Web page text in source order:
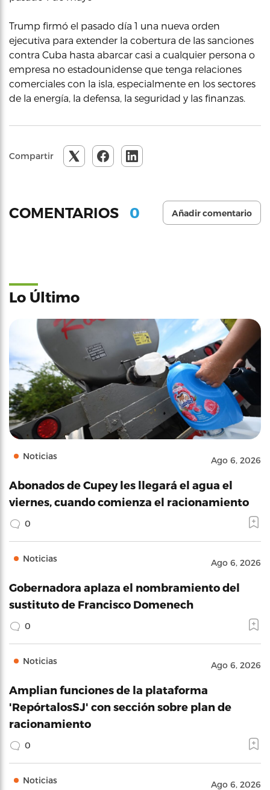
Trump firmó el pasado día 1 una nueva orden
ejecutiva para extender la cobertura de las sanciones
contra Cuba hasta abarcar casi a cualquier persona o
empresa no estadounidense que tenga relaciones
comerciales con la isla, especialmente en los sectores
de la energía, la defensa, la seguridad y las finanzas.
Compartir
COMENTARIOS 0 Añadir comentario
Lo Último
Noticias Ago 6, 2026
Abonados de Cupey les llegará el agua el
viernes, cuando comienza el racionamiento
0
Noticias Ago 6, 2026
Gobernadora aplaza el nombramiento del
sustituto de Francisco Domenech
0
Noticias Ago 6, 2026
Amplian funciones de la plataforma
'RepórtalosSJ' con sección sobre plan de
racionamiento
0
Noticias Ago 6, 2026